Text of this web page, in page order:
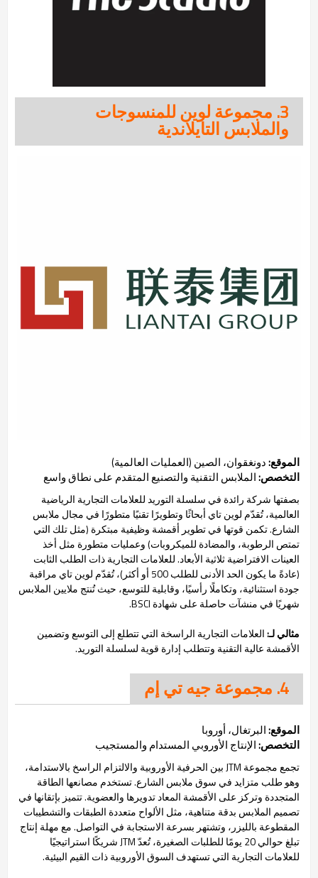
3. مجموعة لوين للمنسوجات
والملابس التايلاندية
الموقع:دونغقوان، الصين (العمليات العالمية)
التخصص:الملابس التقنية والتصنيع المتقدم على نطاق واسع
بصفتها شركة رائدة في سلسلة التوريد للعلامات التجارية الرياضية
العالمية، تُقدّم لوين تاي أبحاثًا وتطويرًا تقنيًا متطورًا في مجال ملابس
الشارع. تكمن قوتها في تطوير أقمشة وظيفية مبتكرة (مثل تلك التي
تمتص الرطوبة، والمضادة للميكروبات) وعمليات متطورة مثل أخذ
العينات الافتراضية ثلاثية الأبعاد. للعلامات التجارية ذات الطلب الثابت
(عادةً ما يكون الحد الأدنى للطلب 500 أو أكثر)، تُقدّم لوين تاي مراقبة
جودة استثنائية، وتكاملًا رأسيًا، وقابلية للتوسع، حيث تُنتج ملايين الملابس
شهريًا في منشآت حاصلة على شهادة BSCI.
مثالي لـ:العلامات التجارية الراسخة التي تتطلع إلى التوسع وتضمين
الأقمشة عالية التقنية وتتطلب إدارة قوية لسلسلة التوريد.
4. مجموعة جيه تي إم
الموقع:البرتغال، أوروبا
التخصص:الإنتاج الأوروبي المستدام والمستجيب
تجمع مجموعة JTM بين الحرفية الأوروبية والالتزام الراسخ بالاستدامة،
وهو طلب متزايد في سوق ملابس الشارع. تستخدم مصانعها الطاقة
المتجددة وتركز على الأقمشة المعاد تدويرها والعضوية. تتميز بإتقانها في
تصميم الملابس بدقة متناهية، مثل الألواح متعددة الطبقات والتشطيبات
المقطوعة بالليزر، وتشتهر بسرعة الاستجابة في التواصل. مع مهلة إنتاج
تبلغ حوالي 20 يومًا للطلبات الصغيرة، تُعدّ JTM شريكًا استراتيجيًا
للعلامات التجارية التي تستهدف السوق الأوروبية ذات القيم البيئية.